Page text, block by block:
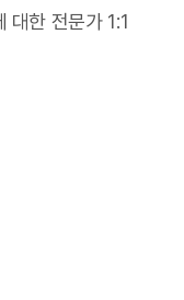
대한 전문가 1:1